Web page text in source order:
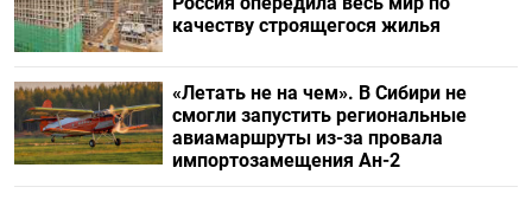
качеству строящегося жилья
«Летать не на чем». В Сибири не
смогли запустить региональные
авиамаршруты из-за провала
импортозамещения Ан-2